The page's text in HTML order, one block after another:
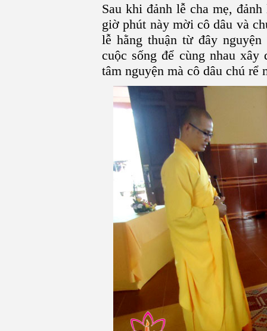
Sau khi đảnh lễ cha mẹ,
giờ phút này mời cô dâu và
lễ hằng thuận từ đây
cuộc sống để cùng nhau
tâm nguyện mà cô dâu chú rể